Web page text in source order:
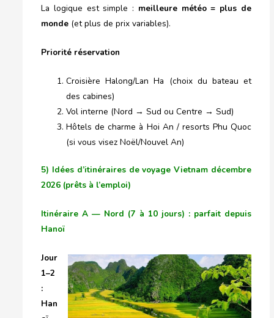
La logique est simple : meilleure météo = plus de
monde (et plus de prix variables).
Priorité réservation
Croisière Halong/Lan Ha (choix du bateau et
des cabines)
Vol interne (Nord → Sud ou Centre → Sud)
Hôtels de charme à Hoi An / resorts Phu Quoc
(si vous visez Noël/Nouvel An)
5) Idées d’itinéraires de voyage Vietnam décembre
2026 (prêts à l’emploi)
Itinéraire A — Nord (7 à 10 jours) : parfait depuis
Hanoï
Jour
1–2
:
Han